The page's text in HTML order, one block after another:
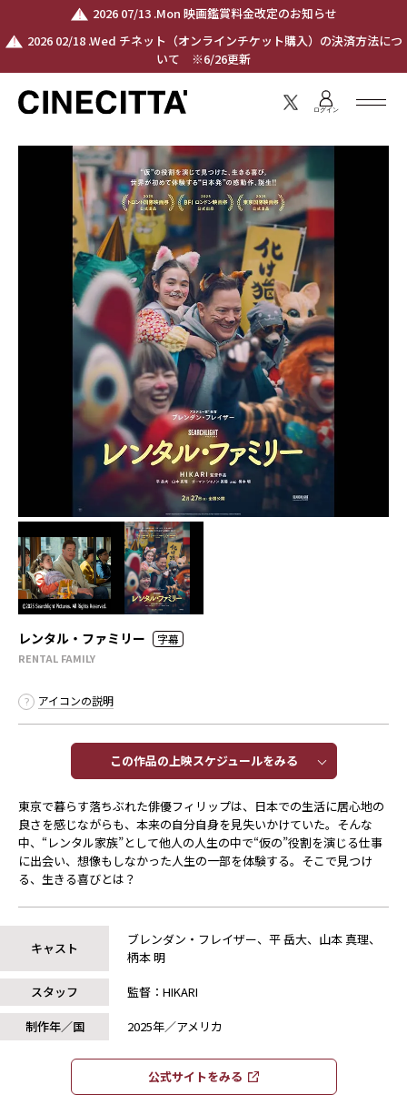
2026 07/13 .Mon 映画鑑賞料金改定のお知らせ
2026 02/18 .Wed チネット（オンラインチケット購入）の決済方法につ
いて ※6/26更新
ログイン
レンタル・ファミリー 字幕
RENTAL FAMILY
アイコンの説明
この作品の上映スケジュールをみる​​
東京で暮らす落ちぶれた俳優フィリップは、日本での生活に居心地の
良さを感じながらも、本来の自分自身を見失いかけていた。そんな
中、“レンタル家族”として他人の人生の中で“仮の”役割を演じる仕事
に出会い、想像もしなかった人生の一部を体験する。そこで見つけ
る、生きる喜びとは？
キャスト
ブレンダン・フレイザー、平 岳大、山本 真理、
柄本 明
スタッフ
監督：HIKARI
制作年／国
2025年／アメリカ
公式サイトをみる​​